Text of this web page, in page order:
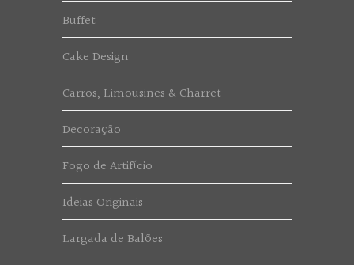
Buffet
Cake Design
Carros, Limousines & Charret
Decoração
Fogo de Artifício
Ideias Originais
Largada de Balões